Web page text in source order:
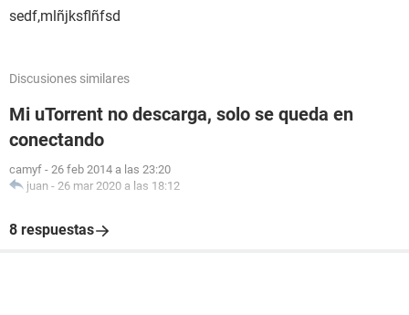
sedf,mlñjksflñfsd
Discusiones similares
Mi uTorrent no descarga, solo se queda en
conectando
camyf - 26 feb 2014 a las 23:20
juan - 26 mar 2020 a las 18:12
8 respuestas